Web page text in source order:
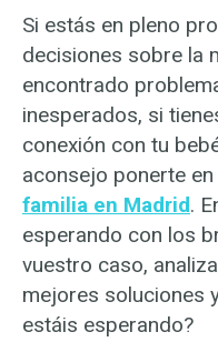
Si estás en pleno
decisiones sobre la
encontrado
inesperados, si
conexión con tu
aconsejo ponerte
familia en Madrid.
esperando con los
vuestro caso,
mejores soluciones
estáis esperando?